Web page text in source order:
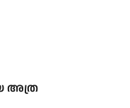
അത്ര